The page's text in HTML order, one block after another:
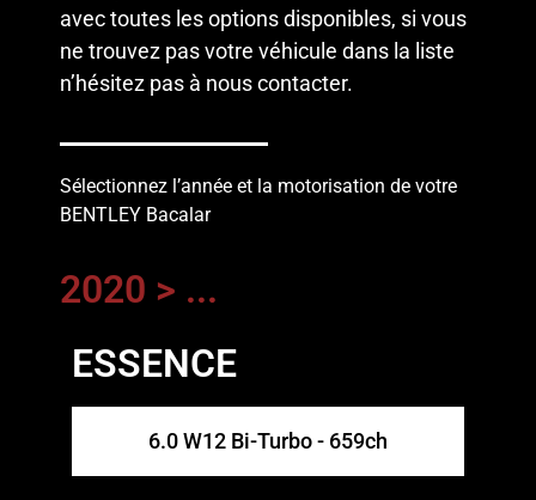
avec toutes les options disponibles, si vous
ne trouvez pas votre véhicule dans la liste
n’hésitez pas à nous contacter.
Sélectionnez l’année et la motorisation de votre
BENTLEY Bacalar
2020 > ...
ESSENCE
6.0 W12 Bi-Turbo - 659ch